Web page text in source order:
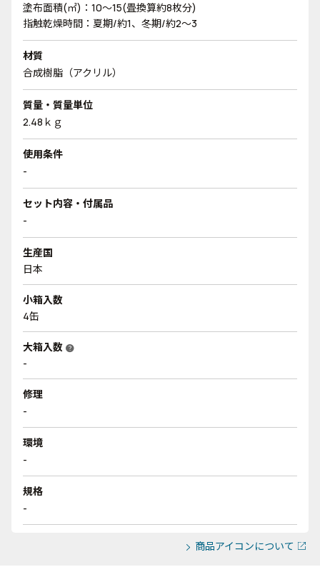
塗布面積(㎡)：10～15(畳換算約8枚分)
指触乾燥時間：夏期/約1、冬期/約2～3
材質
合成樹脂（アクリル）
質量・質量単位
2.48ｋｇ
使用条件
-
セット内容・付属品
-
生産国
日本
小箱入数
4缶
大箱入数 help
-
修理
-
環境
-
規格
-
商品アイコンについて